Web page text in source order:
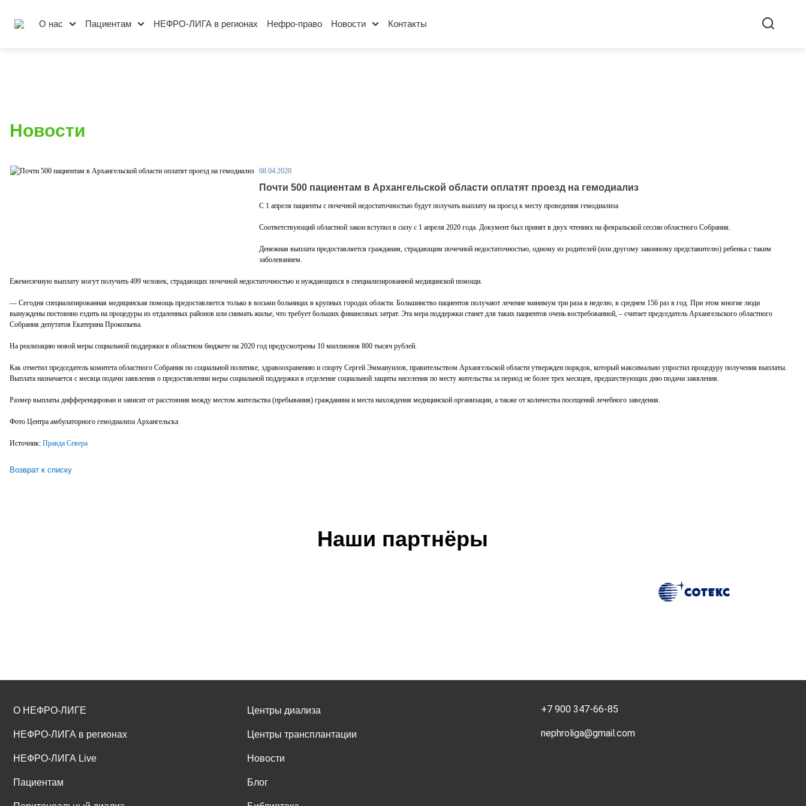
О нас Пациентам НЕФРО-ЛИГА в регионах Нефро-право Новости Контакты
Новости
08.04.2020
Почти 500 пациентам в Архангельской области оплатят проезд на гемодиализ
С 1 апреля пациенты с почечной недостаточностью будут получать выплату на проезд к месту проведения гемодиализа
Соответствующий областной закон вступил в силу с 1 апреля 2020 года. Документ был принят в двух чтениях на февральской сессии областного Собрания.
Денежная выплата предоставляется гражданам, страдающим почечной недостаточностью, одному из родителей (или другому законному представителю) ребенка с таким
заболеванием.
Ежемесячную выплату могут получить 499 человек, страдающих почечной недостаточностью и нуждающихся в специализированной медицинской помощи.
— Сегодня специализированная медицинская помощь предоставляется только в восьми больницах в крупных городах области. Большинство пациентов получают лечение минимум три раза в неделю, в среднем 156 раз в год. При этом многие люди
вынуждены постоянно ездить на процедуры из отдаленных районов или снимать жилье, что требует больших финансовых затрат. Эта мера поддержки станет для таких пациентов очень востребованной, – считает председатель Архангельского областного
Собрания депутатов Екатерина Прокопьева.
На реализацию новой меры социальной поддержки в областном бюджете на 2020 год предусмотрены 10 миллионов 800 тысяч рублей.
Как отметил председатель комитета областного Собрания по социальной политике, здравоохранению и спорту Сергей Эммануилов, правительством Архангельской области утвержден порядок, который максимально упростил процедуру получения выплаты.
Выплата назначается с месяца подачи заявления о предоставлении меры социальной поддержки в отделение социальной защиты населения по месту жительства за период не более трех месяцев, предшествующих дню подачи заявления.
Размер выплаты дифференцирован и зависит от расстояния между местом жительства (пребывания) гражданина и места нахождения медицинской организации, а также от количества посещений лечебного заведения.
Фото Центра амбулаторного гемодиализа Архангельска
Источник: Правда Севера
Возврат к списку
Наши партнёры
О НЕФРО-ЛИГЕ
НЕФРО-ЛИГА в регионах
НЕФРО-ЛИГА Live
Пациентам
Центры диализа
Центры трансплантации
Новости
Блог
+7 900 347-66-85
nephroliga@gmail.com